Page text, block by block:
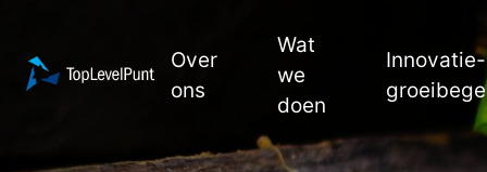
Over
Over
ons
Wat
we
doen